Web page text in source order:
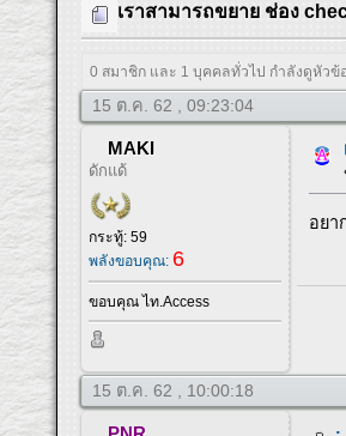
เราสามารถขยาย ช่อง
0 สมาชิก และ 1 บุคคลทั่วไป กำลังดูหัวข้
15 ต.ค. 62 , 09:23:04
MAKI
ดักแด้
กระทู้: 59
พลังขอบคุณ: 6
ขอบคุณ ไท.Access
อยา
15 ต.ค. 62 , 10:00:18